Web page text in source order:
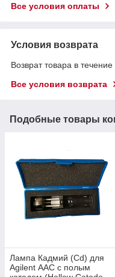
Все условия оплаты
Условия возврата
Возврат товара в
Все условия возврата
Подобные товары
Лампа Кадмий (Cd) для
Agilent ААС с полым